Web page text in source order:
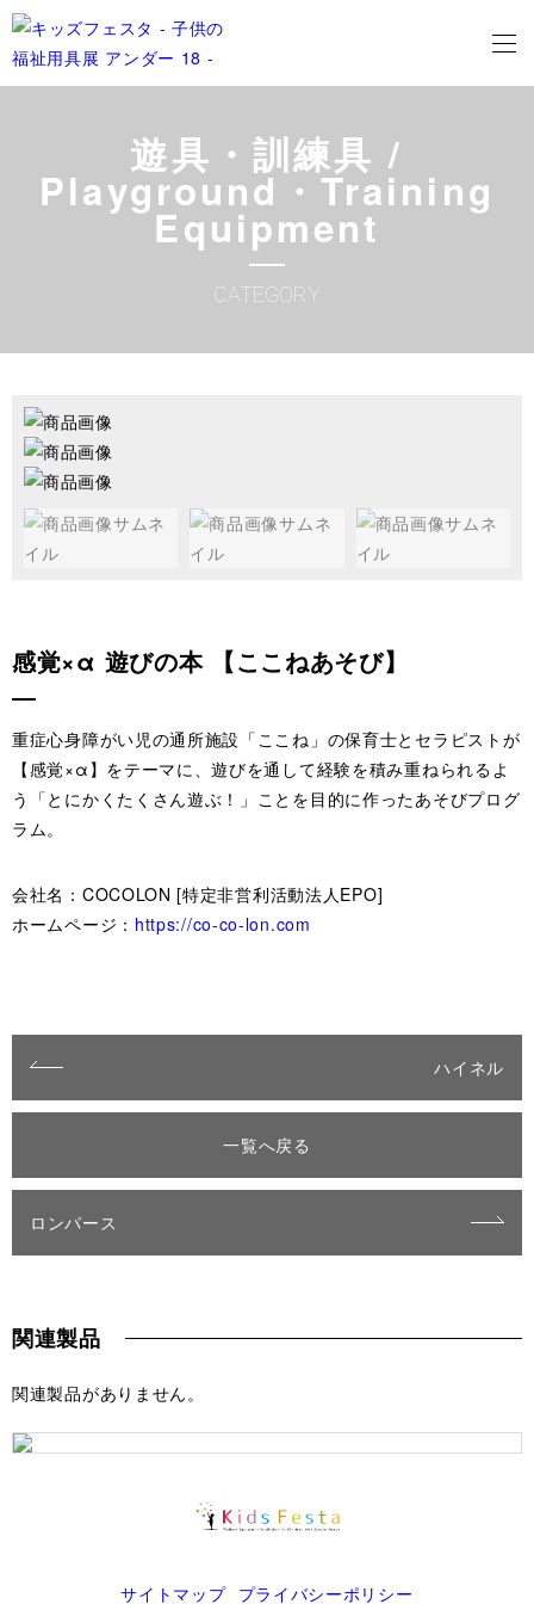
遊具・訓練具 /
Playground・Training
Equipment
CATEGORY
感覚×α 遊びの本 【ここねあそび】
重症心身障がい児の通所施設「ここね」の保育士とセラピストが
【感覚×α】をテーマに、遊びを通して経験を積み重ねられるよ
う「とにかくたくさん遊ぶ！」ことを目的に作ったあそびプログ
ラム。
会社名：COCOLON [特定非営利活動法人EPO]
ホームページ： https://co-co-lon.com
ハイネル
一覧へ戻る
ロンパース
関連製品
関連製品がありません。
サイトマップ プライバシーポリシー